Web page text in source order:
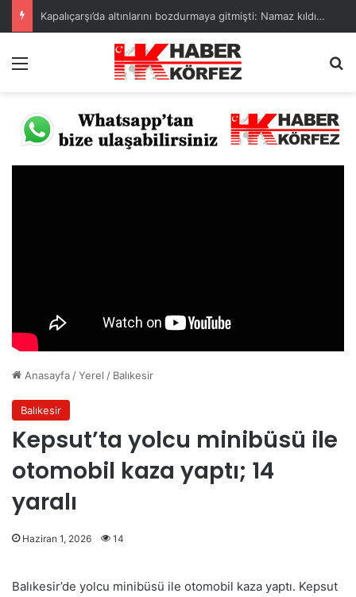
Kapalıçarşı’da altınlarını bozdurmaya gitmişti: Namaz kıldığı camide çantası çalındı
Anasayfa /Yerel / Balıkesir
Balıkesir
Kepsut’ta yolcu minibüsü ile
otomobil kaza yaptı; 14
yaralı
Haziran 1, 2026 14
Balıkesir’de yolcu minibüsü ile otomobil kaza yaptı. Kepsut